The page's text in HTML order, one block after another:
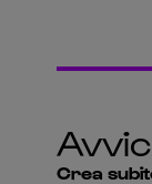
Crea